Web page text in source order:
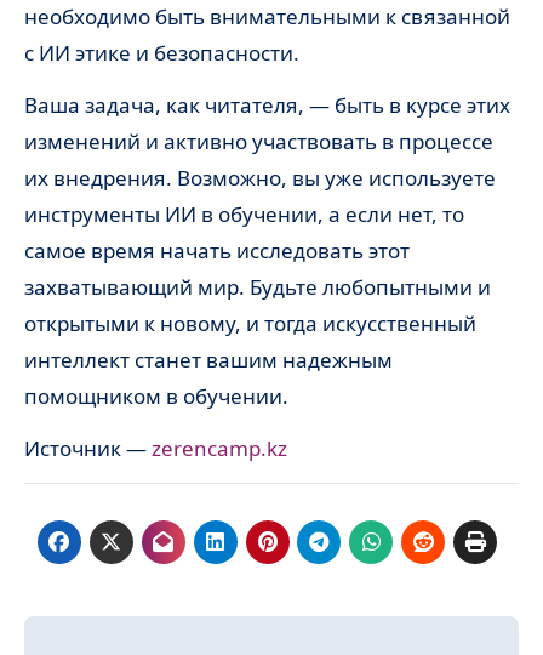
необходимо быть внимательными к связанной
с ИИ этике и безопасности.
Ваша задача, как читателя, — быть в курсе этих
изменений и активно участвовать в процессе
их внедрения. Возможно, вы уже используете
инструменты ИИ в обучении, а если нет, то
самое время начать исследовать этот
захватывающий мир. Будьте любопытными и
открытыми к новому, и тогда искусственный
интеллект станет вашим надежным
помощником в обучении.
Источник —zerencamp.kz